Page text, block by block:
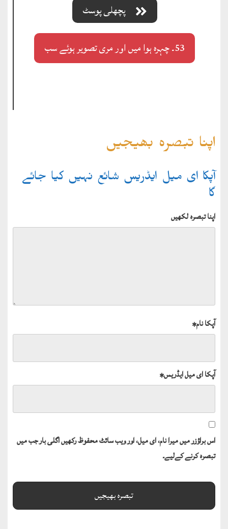
پچھلی پوسٹ
53۔ چہرہ ہوا میں اور مری تصویر ہوئے سب
اپنا تبصرہ بھیجیں
آپکا ای میل ایڈریس شائع نہیں کیا جائے
گا
اپنا تبصرہ لکھیں
آپکا نام*
آپکا ای میل ایڈریس*
اس براؤزر میں میرا نام، ای میل، اور ویب سائٹ محفوظ رکھیں اگلی بار جب میں
تبصرہ کرنے کےلیے۔